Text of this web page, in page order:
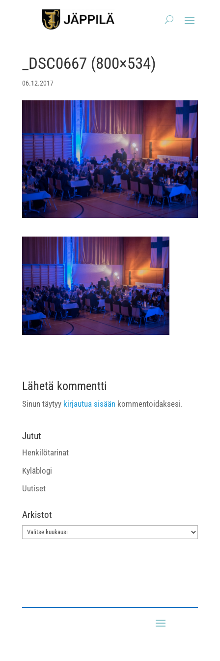
_DSC0667 (800×534)
06.12.2017
Lähetä kommentti
Sinun täytyy kirjautua sisäänkommentoidaksesi.
Jutut
Henkilötarinat
Kyläblogi
Uutiset
Arkistot
Arkistot